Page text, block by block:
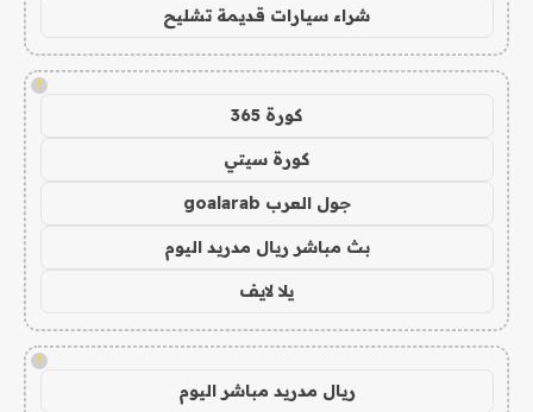
شراء سيارات قديمة تشليح
!
كورة 365
كورة سيتي
جول العرب goalarab
بث مباشر ريال مدريد اليوم
يلا لايف
!
ريال مدريد مباشر اليوم